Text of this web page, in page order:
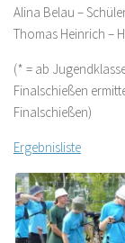
Alina Belau –
Thomas Heinrich –
(* = ab
Finalschießen
Finalschießen)
Ergebnisliste